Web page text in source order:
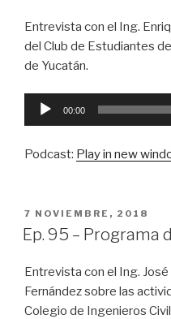
Entrevista con el Ing.
del Club de Estudiantes
de Yucatán.
Reproductor
00:00
Podcast: Play in new
PUBLICADO
EN
7 NOVIEMBRE, 2018
Ep. 95 – Programa
Entrevista con el Ing.
Fernández sobre las
Colegio de Ingenieros